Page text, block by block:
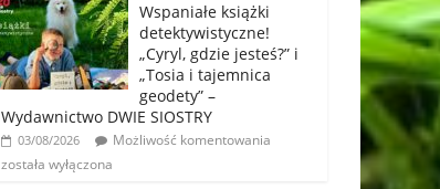
Wspaniałe książki
detektywistyczne!
„Cyryl, gdzie jesteś?” i
„Tosia i tajemnica
geodety” –
Wydawnictwo DWIE SIOSTRY
03/08/2026
Możliwość komentowania
została wyłączona